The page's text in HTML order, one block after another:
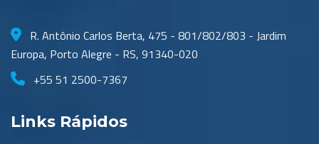
R. Antônio Carlos Berta, 475 - 801/802/803 - Jardim
Europa, Porto Alegre - RS, 91340-020
+55 51 2500-7367
Links Rápidos